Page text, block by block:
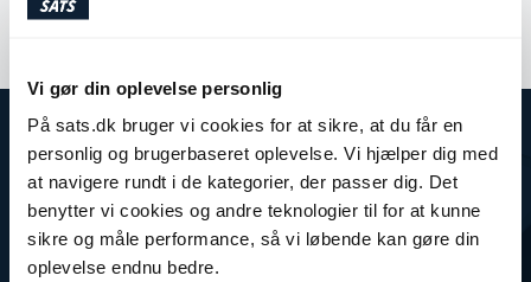
Vi gør din oplevelse personlig
På sats.dk bruger vi cookies for at sikre, at du får en
personlig og brugerbaseret oplevelse. Vi hjælper dig med
at navigere rundt i de kategorier, der passer dig. Det
benytter vi cookies og andre teknologier til for at kunne
sikre og måle performance, så vi løbende kan gøre din
oplevelse endnu bedre.
Om SATS
Træning for virksomheder
Ledige stillinger i SATS
Presse